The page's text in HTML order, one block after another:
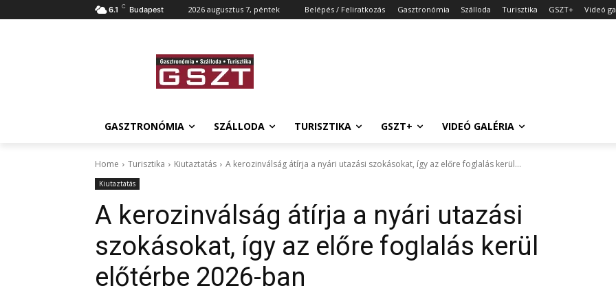
6.1 C Budapest 2026 augusztus 7, péntek Belépés / Feliratkozás Gasztronómia Szálloda Turisztika GSZT+ Videó
GASZTRONÓMIA SZÁLLODA TURISZTIKA GSZT+ VIDEÓ GALÉRIA
Home Turisztika Kiutaztatás A kerozinválság átírja a nyári utazási szokásokat, így az előre foglalás kerül...
Kiutaztatás
A kerozinválság átírja a nyári utazási
szokásokat, így az előre foglalás kerül
előtérbe 2026-ban